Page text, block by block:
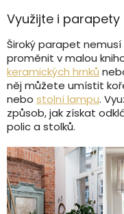
Využijte i parapety
Široký parapet
proměnit v malou
keramických hrnků
něj můžete umístit
nebo stolní lampu.
způsob, jak získat
polic a stolků.